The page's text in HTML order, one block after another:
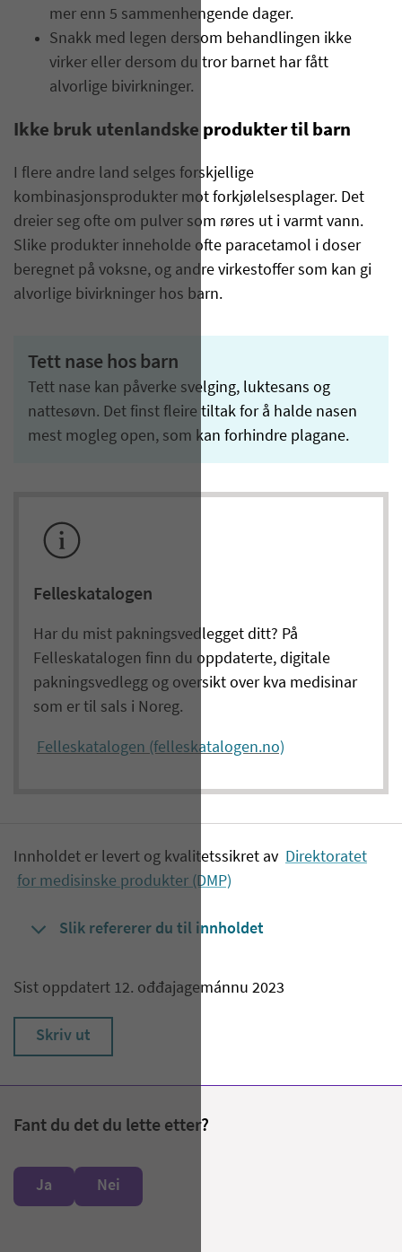
mer enn 5 sammenhengende dager.
Snakk med legen dersom behandlingen ikke
virker eller dersom du tror barnet har fått
alvorlige bivirkninger.
Ikke bruk utenlandske produkter til barn
I flere andre land selges forskjellige
kombinasjonsprodukter mot forkjølelsesplager. Det
dreier seg ofte om pulver som røres ut i varmt vann.
Slike produkter inneholde ofte paracetamol i doser
beregnet på voksne, og andre virkestoffer som kan gi
alvorlige bivirkninger hos barn.
Tett nase hos barn
Tett nase kan påverke svelging, luktesans og
nattesøvn. Det finst fleire tiltak for å halde nasen
mest mogleg open, som kan forhindre plagane.
Felleskatalogen
Har du mist pakningsvedlegget ditt? På
Felleskatalogen finn du oppdaterte, digitale
pakningsvedlegg og oversikt over kva medisinar
som er til sals i Noreg.
Felleskatalogen (felleskatalogen.no)
Innholdet er levert og kvalitetssikret av Direktoratet
for medisinske produkter (DMP)
Slik refererer du til innholdet
Sist oppdatert 12. ođđajagemánnu 2023
Skriv ut
Fant du det du lette etter?
Ja Nei